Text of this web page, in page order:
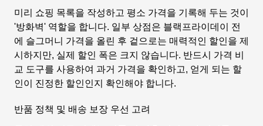
미리 쇼핑 목록을 작성하고 평소 가격을 기록해 두는 것이
'방화벽' 역할을 합니다. 일부 상점은 블랙프라이데이 전
에 슬그머니 가격을 올린 후 겉으로는 매력적인 할인을 제
시하지만, 실제 할인 폭은 크지 않습니다. 반드시 가격 비
교 도구를 사용하여 과거 가격을 확인하고, 얻게 되는 할
인이 진정한 할인인지 확인해야 합니다.
반품 정책 및 배송 보장 우선 고려